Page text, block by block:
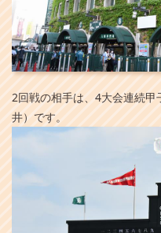
2回戦の相手は、4大会連続
井）です。